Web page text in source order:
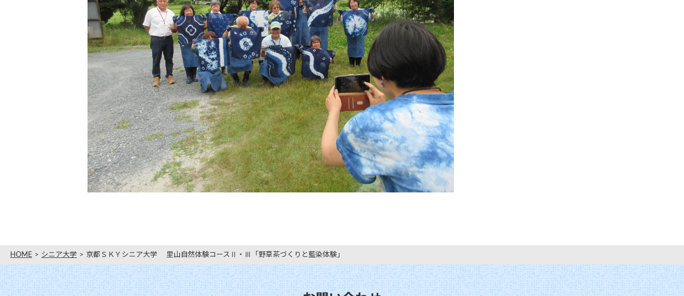
HOME シニア大学 京都ＳＫＹシニア大学 里山自然体験コースⅡ・Ⅲ「野草茶づくりと藍染体験」